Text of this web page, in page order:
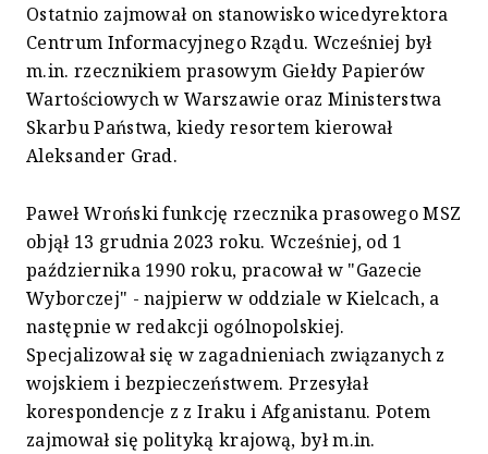
Ostatnio zajmował on stanowisko wicedyrektora
Centrum Informacyjnego Rządu. Wcześniej był
m.in. rzecznikiem prasowym Giełdy Papierów
Wartościowych w Warszawie oraz Ministerstwa
Skarbu Państwa, kiedy resortem kierował
Aleksander Grad.
Paweł Wroński funkcję rzecznika prasowego MSZ
objął 13 grudnia 2023 roku. Wcześniej, od 1
października 1990 roku, pracował w "Gazecie
Wyborczej" - najpierw w oddziale w Kielcach, a
następnie w redakcji ogólnopolskiej.
Specjalizował się w zagadnieniach związanych z
wojskiem i bezpieczeństwem. Przesyłał
korespondencje z z Iraku i Afganistanu. Potem
zajmował się polityką krajową, był m.in.